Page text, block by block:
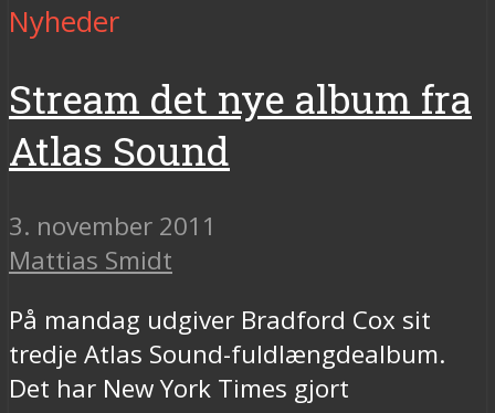
Nyheder
Stream det nye album fra
Atlas Sound
3. november 2011
Mattias Smidt
På mandag udgiver Bradford Cox sit
tredje Atlas Sound-fuldlængdealbum.
Det har New York Times gjort